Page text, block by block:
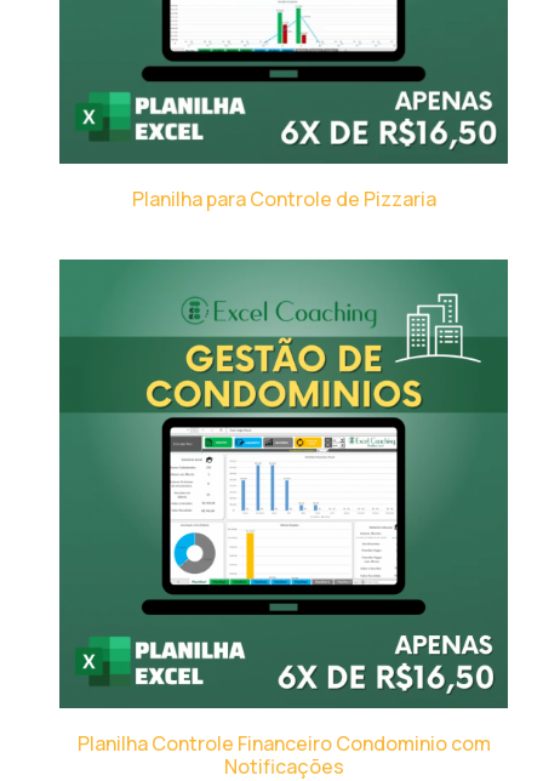
Planilha para Controle de Pizzaria
Planilha Controle Financeiro Condominio com
Notificações